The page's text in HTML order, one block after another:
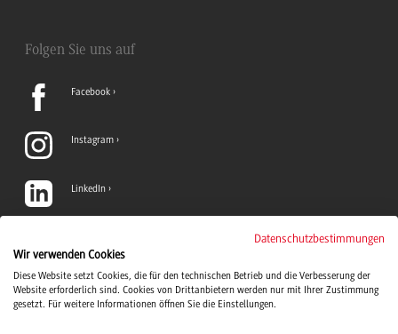
Folgen Sie uns auf
Facebook
Instagram
LinkedIn
YouTube
Datenschutzbestimmungen
Wir verwenden Cookies
Diese Website setzt Cookies, die für den technischen Betrieb und die Verbesserung der
Website erforderlich sind. Cookies von Drittanbietern werden nur mit Ihrer Zustimmung
gesetzt. Für weitere Informationen öffnen Sie die Einstellungen.